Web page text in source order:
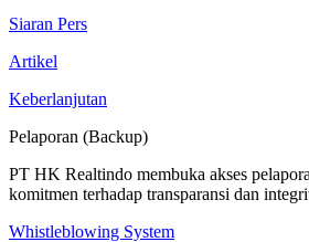
Siaran Pers
Artikel
Keberlanjutan
Pelaporan (Backup)
PT HK Realtindo membuka akses
komitmen terhadap transparansi dan
Whistleblowing System